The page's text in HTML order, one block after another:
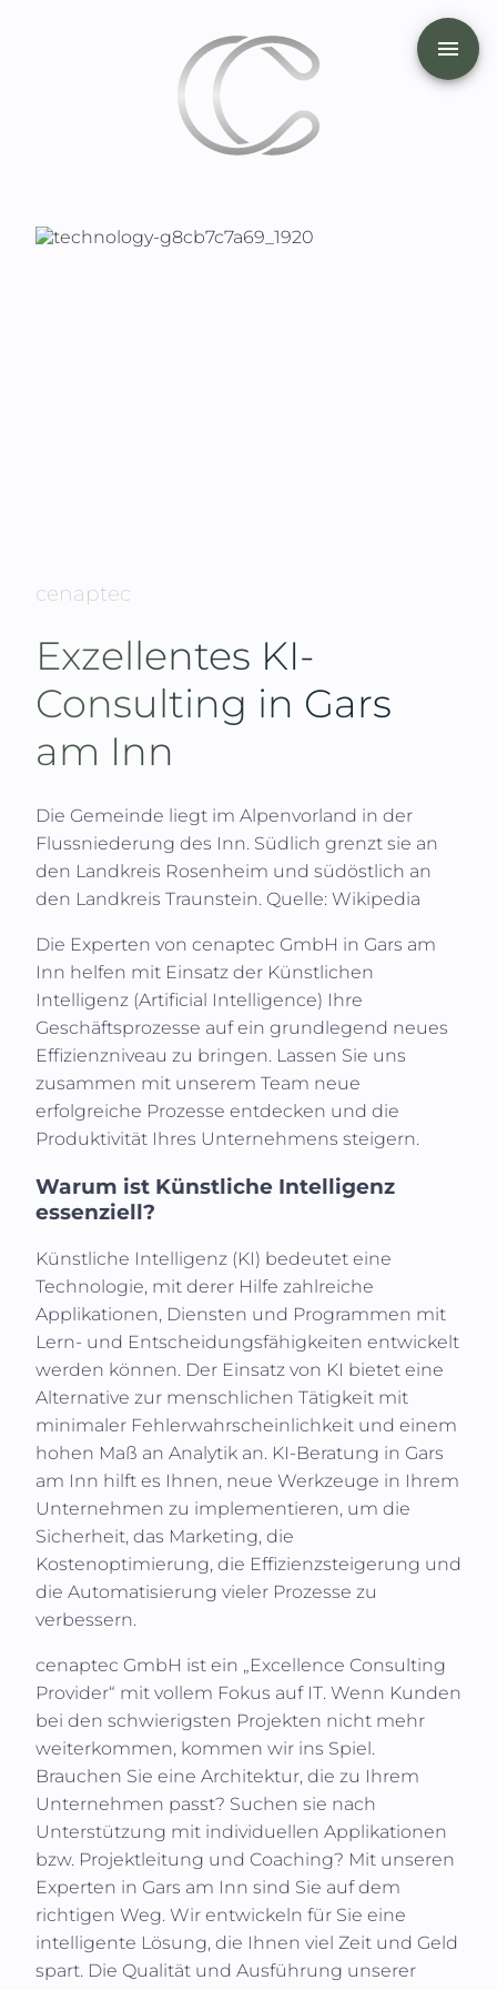
cenaptec
Exzellentes KI-
Consulting in Gars
am Inn
Die Gemeinde liegt im Alpenvorland in der
Flussniederung des Inn. Südlich grenzt sie an
den Landkreis Rosenheim und südöstlich an
den Landkreis Traunstein. Quelle: Wikipedia
Die Experten von cenaptec GmbH in Gars am
Inn helfen mit Einsatz der Künstlichen
Intelligenz (Artificial Intelligence) Ihre
Geschäftsprozesse auf ein grundlegend neues
Effizienzniveau zu bringen. Lassen Sie uns
zusammen mit unserem Team neue
erfolgreiche Prozesse entdecken und die
Produktivität Ihres Unternehmens steigern.
Warum ist Künstliche Intelligenz
essenziell?
Künstliche Intelligenz (KI) bedeutet eine
Technologie, mit derer Hilfe zahlreiche
Applikationen, Diensten und Programmen mit
Lern- und Entscheidungsfähigkeiten entwickelt
werden können. Der Einsatz von KI bietet eine
Alternative zur menschlichen Tätigkeit mit
minimaler Fehlerwahrscheinlichkeit und einem
hohen Maß an Analytik an. KI-Beratung in Gars
am Inn hilft es Ihnen, neue Werkzeuge in Ihrem
Unternehmen zu implementieren, um die
Sicherheit, das Marketing, die
Kostenoptimierung, die Effizienzsteigerung und
die Automatisierung vieler Prozesse zu
verbessern.
cenaptec GmbH ist ein „Excellence Consulting
Provider“ mit vollem Fokus auf IT. Wenn Kunden
bei den schwierigsten Projekten nicht mehr
weiterkommen, kommen wir ins Spiel.
Brauchen Sie eine Architektur, die zu Ihrem
Unternehmen passt? Suchen sie nach
Unterstützung mit individuellen Applikationen
bzw. Projektleitung und Coaching? Mit unseren
Experten in Gars am Inn sind Sie auf dem
richtigen Weg. Wir entwickeln für Sie eine
intelligente Lösung, die Ihnen viel Zeit und Geld
spart. Die Qualität und Ausführung unserer